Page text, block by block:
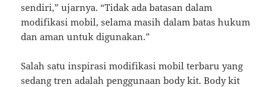
sendiri,” ujarnya. “Tidak ada batasan dalam
modifikasi mobil, selama masih dalam batas hukum
dan aman untuk digunakan.”
Salah satu inspirasi modifikasi mobil terbaru yang
sedang tren adalah penggunaan body kit. Body kit